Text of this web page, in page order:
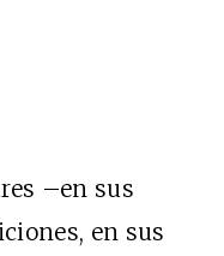
–en sus
en sus